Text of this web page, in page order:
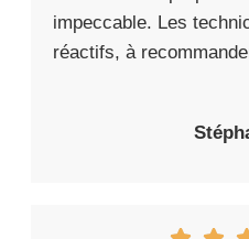
impeccable. Les
réactifs, à